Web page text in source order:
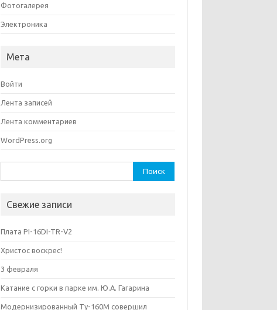
Фотогалерея
Электроника
Мета
Войти
Лента записей
Лента комментариев
WordPress.org
Свежие записи
Плата PI-16DI-TR-V2
Христос воскрес!
3 февраля
Катание с горки в парке им. Ю.А. Гагарина
Модернизированный Ту-160М совершил